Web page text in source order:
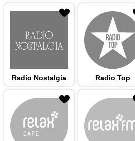
Radio Nostalgia Radio Top